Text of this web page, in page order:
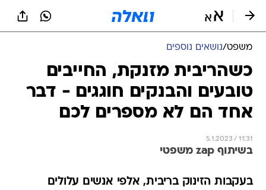
משפט/נושאים נוספים
כשהריבית מזנקת, החייבים
טובעים והבנקים חוגגים - דבר
אחד הם לא מספרים לכם
5.1.2023 / 11:31
בשיתוף zap משפטי
בעקבות הזינוק בריבית, אלפי אנשים עלולים